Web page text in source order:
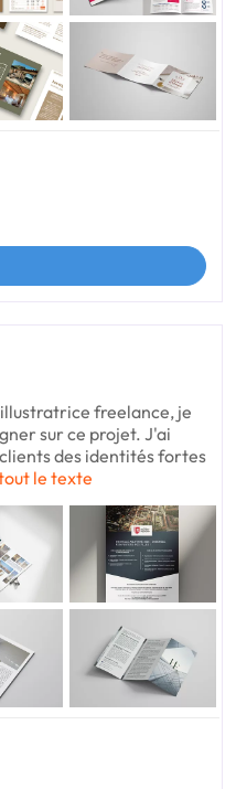
freelance, je
sur ce projet. J'ai
des identités fortes
le texte